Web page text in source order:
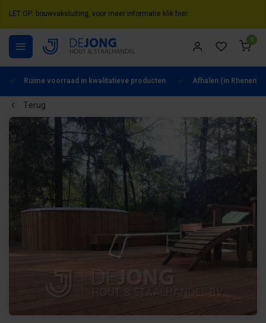
LET OP: bouwvaksluiting, voor meer informatie klik hier.
0
Ruime voorraad in kwalitatieve producten Afhalen (in Rhenen)
Terug